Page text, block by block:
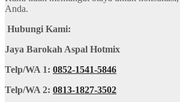
Anda.
Hubungi Kami:
Jaya Barokah Aspal Hotmix
Telp/WA 1: 0852-1541-5846
Telp/WA 2: 0813-1827-3502